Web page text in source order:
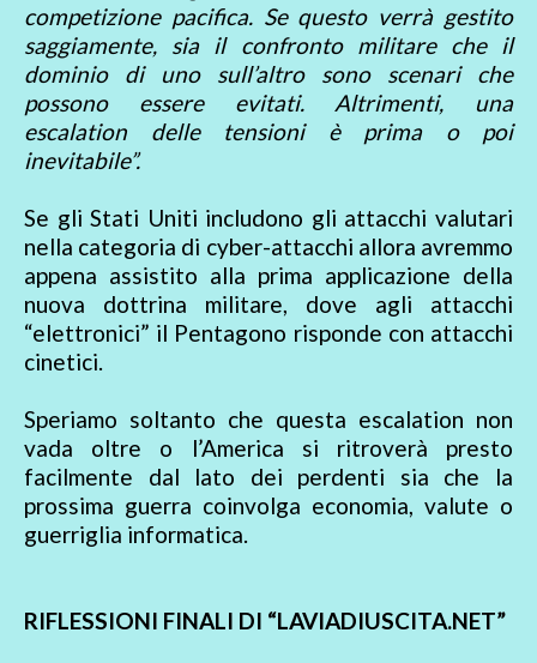
competizione pacifica. Se questo verrà gestito
saggiamente, sia il confronto militare che il
dominio di uno sull’altro sono scenari che
possono essere evitati. Altrimenti, una
escalation delle tensioni è prima o poi
inevitabile”.
Se gli Stati Uniti includono gli attacchi valutari
nella categoria di cyber-attacchi allora avremmo
appena assistito alla prima applicazione della
nuova dottrina militare, dove agli attacchi
“elettronici” il Pentagono risponde con attacchi
cinetici.
Speriamo soltanto che questa escalation non
vada oltre o l’America si ritroverà presto
facilmente dal lato dei perdenti sia che la
prossima guerra coinvolga economia, valute o
guerriglia informatica.
RIFLESSIONI FINALI DI “LAVIADIUSCITA.NET”